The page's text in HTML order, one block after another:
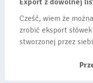
bo wiąże się...
Export z dowolnej
Cześć, wiem że można
zrobić eksport słówek
stworzonej przez